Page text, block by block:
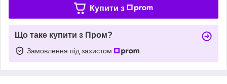
Купити з
Що таке купити з Пром?
Замовлення під захистом